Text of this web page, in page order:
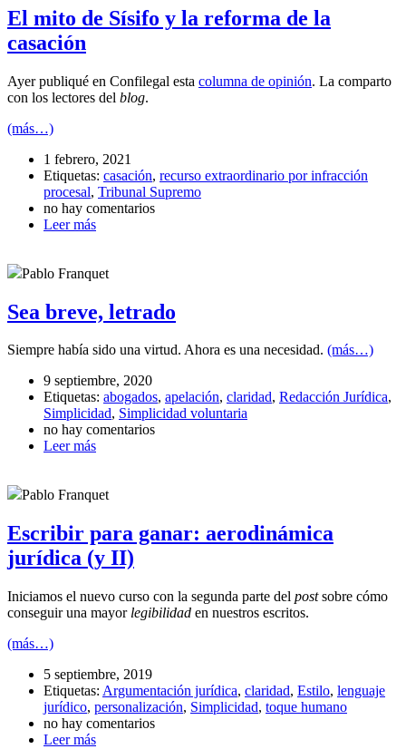
El mito de Sísifo y la reforma de la
casación
Ayer publiqué en Confilegal esta columna de opinión. La comparto
con los lectores del blog.
(más…)
1 febrero, 2021
Etiquetas: casación, recurso extraordinario por infracción
procesal, Tribunal Supremo
no hay comentarios
Leer más
Pablo Franquet
Sea breve, letrado
Siempre había sido una virtud. Ahora es una necesidad. (más…)
9 septiembre, 2020
Etiquetas: abogados, apelación, claridad, Redacción Jurídica,
Simplicidad, Simplicidad voluntaria
no hay comentarios
Leer más
Pablo Franquet
Escribir para ganar: aerodinámica
jurídica (y II)
Iniciamos el nuevo curso con la segunda parte del postsobre cómo
conseguir una mayor legibilidad en nuestros escritos.
(más…)
5 septiembre, 2019
Etiquetas: Argumentación jurídica, claridad, Estilo, lenguaje
jurídico, personalización, Simplicidad, toque humano
no hay comentarios
Leer más